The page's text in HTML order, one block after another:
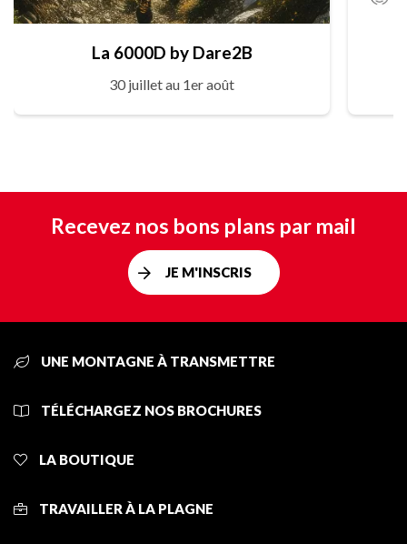
La 6000D by Dare2B
30 juillet au 1er août
Recevez nos bons plans par mail
JE M'INSCRIS
UNE MONTAGNE À TRANSMETTRE
TÉLÉCHARGEZ NOS BROCHURES
LA BOUTIQUE
TRAVAILLER À LA PLAGNE